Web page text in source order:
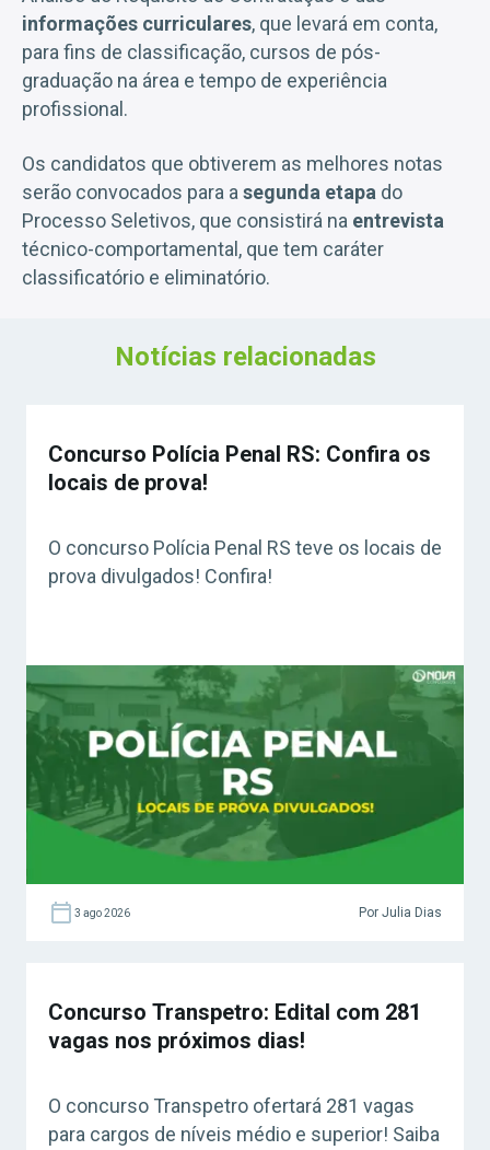
informações curriculares, que levará em conta,
para fins de classificação, cursos de pós-
graduação na área e tempo de experiência
profissional.
Os candidatos que obtiverem as melhores notas
serão convocados para a segunda etapa do
Processo Seletivos, que consistirá na entrevista
técnico-comportamental, que tem caráter
classificatório e eliminatório.
Notícias relacionadas
Concurso Polícia Penal RS: Confira os
locais de prova!
O concurso Polícia Penal RS teve os locais de
prova divulgados! Confira!
3 ago 2026 Por Julia Dias
Concurso Transpetro: Edital com 281
vagas nos próximos dias!
O concurso Transpetro ofertará 281 vagas
para cargos de níveis médio e superior! Saiba